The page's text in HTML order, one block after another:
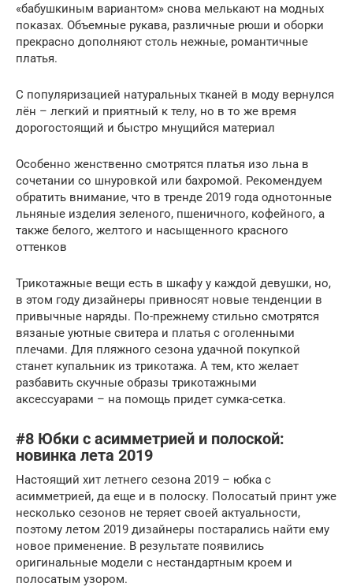
«бабушкиным вариантом» снова мелькают на модных
показах. Объемные рукава, различные рюши и оборки
прекрасно дополняют столь нежные, романтичные
платья.
С популяризацией натуральных тканей в моду вернулся
лён – легкий и приятный к телу, но в то же время
дорогостоящий и быстро мнущийся материал
Особенно женственно смотрятся платья изо льна в
сочетании со шнуровкой или бахромой. Рекомендуем
обратить внимание, что в тренде 2019 года однотонные
льняные изделия зеленого, пшеничного, кофейного, а
также белого, желтого и насыщенного красного
оттенков
Трикотажные вещи есть в шкафу у каждой девушки, но,
в этом году дизайнеры привносят новые тенденции в
привычные наряды. По-прежнему стильно смотрятся
вязаные уютные свитера и платья с оголенными
плечами. Для пляжного сезона удачной покупкой
станет купальник из трикотажа. А тем, кто желает
разбавить скучные образы трикотажными
аксессуарами – на помощь придет сумка-сетка.
#8 Юбки с асимметрией и полоской:
новинка лета 2019
Настоящий хит летнего сезона 2019 – юбка с
асимметрией, да еще и в полоску. Полосатый принт уже
несколько сезонов не теряет своей актуальности,
поэтому летом 2019 дизайнеры постарались найти ему
новое применение. В результате появились
оригинальные модели с нестандартным кроем и
полосатым узором.